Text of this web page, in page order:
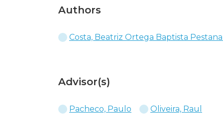
Authors
Costa, Beatriz Ortega Baptista
Advisor(s)
Pacheco, Paulo Oliveira, Raul